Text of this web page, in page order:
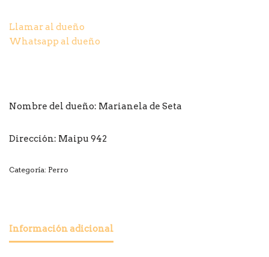
Llamar al dueño
Whatsapp al dueño
Nombre del dueño: Marianela de Seta
Dirección: Maipu 942
Categoría: Perro
Información adicional